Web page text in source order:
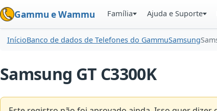
Gammu e Wammu Família Ajuda e Suporte
InícioBanco de dados de Telefones do GammuSamsung
Samsung GT C3300K